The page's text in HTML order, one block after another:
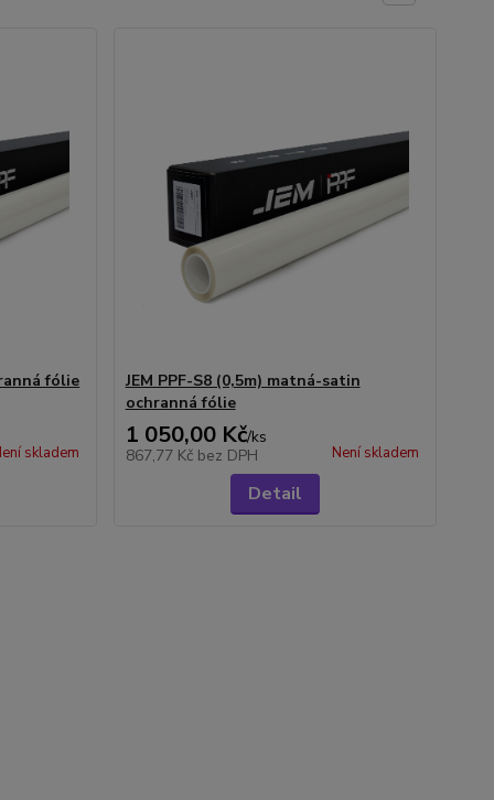
fólie
skladem
JEM PPF-S8 (0,5m) matná-satin
ochranná fólie
1 050,00 Kč/ks
867,77 Kč bez DPH Není skladem
Detail